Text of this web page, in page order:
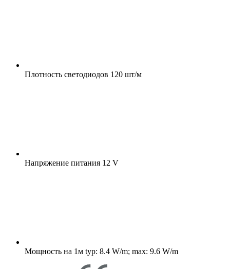
Плотность светодиодов 120 шт/м
Напряжение питания 12 V
Мощность на 1м typ: 8.4 W/m; max: 9.6 W/m